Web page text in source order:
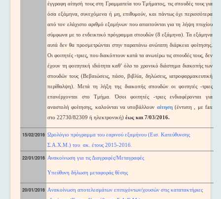
έγγραφη αίτησή τους στη Γραμματεία του Τμήματος, τις σπουδές τους για
όσα εξάμηνα, συνεχόμενα ή μη, επιθυμούν, και πάντως όχι περισσότερα
από τον ελάχιστο αριθμό εξαμήνων που απαιτούνται για τη λήψη πτυχίου
σύμφωνα με το ενδεικτικό πρόγραμμα σπουδών (8 εξάμηνα). Τα εξάμηνα
αυτά δεν θα προσμετρώνται στην παραπάνω ανώτατη διάρκεια φοίτησης.
Οι φοιτητές -τριες, που διακόπτουν κατά τα ανωτέρω τις σπουδές τους, δεν
έχουν τη φοιτητική ιδιότητα καθ’ όλο το χρονικό διάστημα διακοπής των
σπουδών τους (Βεβαιώσεις, πάσο, βιβλία, δηλώσεις, ιατροφαρμακευτική
περίθαλψη). Μετά τη λήξη της διακοπής σπουδών οι φοιτητές -τριες
επανέρχονται στο Τμήμα. Όσοι φοιτητές -τριες ενδιαφέρονται για
αναστολή φοίτησης, καλούνται να υποβάλλουν αίτηση(έντυπη , με fax
στο 22730/82309 ή ηλεκτρονική) έως και 7/03/2016.
15/02/2016 Ωρολόγιο πρόγραμμα του εαρινού εξαμήνου (Εισ. Κατεύθυνσης
Σ.Α.Χ.Μ.) του ακ. έτους 2015-2016.
22/01/2016 Ανακοίνωση για τις Διαγραφές/Μεταγραφές
Υπεύθυνη δήλωση μεταφοράς θέσης
20/01/2016 Aνακοίνωση αποτελεσμάτων επιτυχόντων/χουσών στις κατατακτήριες